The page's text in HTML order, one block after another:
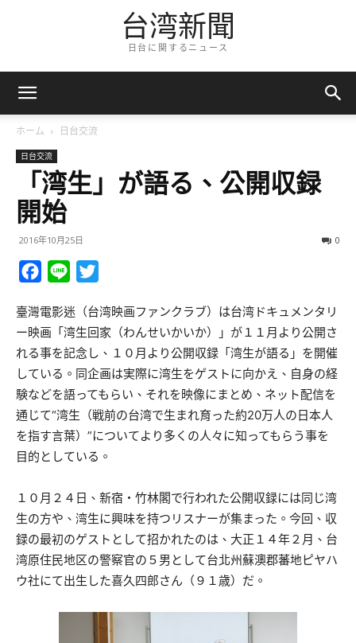
台湾新聞
日台に関するニュース
ホーム 日台交流
日台交流
「湾生」が語る、公開収録
開始
2016年10月25日 0
Facebook
Line
臺灣電影迷（台湾映画ファンクラブ）は台湾ドキュメンタリ
ー映画「湾生回家（わんせいかいか）」が１１月より公開さ
れる事を記念し、１０月より公開収録「湾生が語る」を開催
している。同企画は実際に湾生をゲストに向かえ、自身の経
験などを語ってもらい、それを映像にまとめ、ネット配信を
通じて“湾生（戦前の台湾で生まれ育った約20万人の日本人
を指す言葉）”についてより多くの人々に知ってもらう事を
目的としている。
１０月２４日、新宿・竹林閣で行われた公開収録には同じ湾
生の方や、湾生に興味を持つリスナーが集まった。今回、収
録の最初のゲストとして招かれたのは、大正１４年２月、台
湾原住民地区の警察官の５男として台北州蘇澳郡蕃地ピヤハ
ウ社にて出生した喜久四郎さん（９１歳）だ。